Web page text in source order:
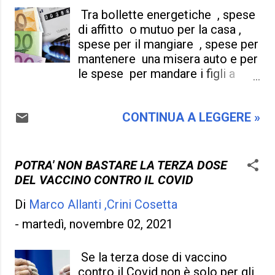
sottovalutare se lo si vuole al
comando al Colle , come al
comando di una nave che naviga
in cattive acque. Si , perché il
successore di Mattarella ,
chiunque sia , si troverà a
più di quanti ce ne fossero stati
fino in quel momento , il caso
fare un percorso tortuoso e
insidioso . Tanti...
Tra bollette energetiche , spese
di affitto o mutuo per la casa ,
spese per il mangiare , spese per
mantenere una misera auto e per
le spese per mandare i figli a
due persone che lavorano
dolorosa Storia , ma che
nessuno se ne preoccupa più di
non possiede di questi problemi
, ma col l' andar del tempo
condizioni se questo governo si
tappa gli occhi su l' economia del
CONTINUA A LEGGERE »
POTRA' NON BASTARE LA TERZA DOSE
DEL VACCINO CONTRO IL COVID
Di Marco Allanti ,Crini Cosetta
- martedì, novembre 02, 2021
Se la terza dose di vaccino
contro il Covid non è solo per gli